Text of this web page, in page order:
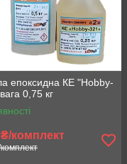
епоксидна КЕ "Hobby-
0,75 кг
₴/комплект